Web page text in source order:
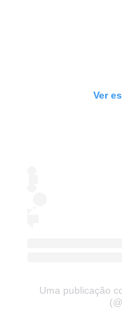
Ver
Uma publicação